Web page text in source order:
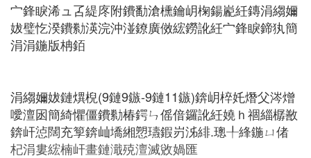
宀鋒睙浠ュ叾緹庝附鐨勫滄櫄鑰岄椈鍚嶏紝鏄涓縐嬭
妭璧忔湀鐨勬渶浣沖湴鐐廣傚綋鐒訛紝宀鋒睙鍗犱簡
涓涓鍦版柟銆
涓縐嬭妭鏈熼棿(9鏈9鏃-9鏈11鏃)錛岄椊奼熸父涔熷
噯澶囦簡綺懼僵鐨勬椿鍔ㄣ傜偣鑼訛紝嬈ｈ祻緇樼敾
錛屽惉闊充箰錛屾墧緗愬瓙鍜岃泲緋.璁╀綘鍦ㄩ偖
杞涓婁綋楠屽畫鏈濈殑澶滅敓媧匯